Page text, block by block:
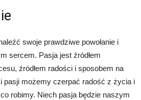
swoje prawdziwe powołanie i
sercem. Pasja jest źródłem
źródłem radości i sposobem na
pasji możemy czerpać radość z życia i
robimy. Niech pasja będzie naszym